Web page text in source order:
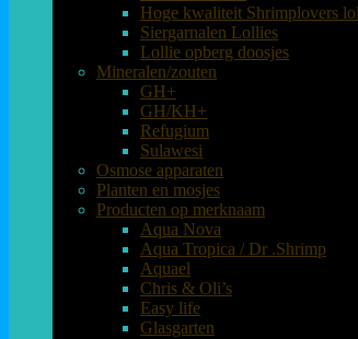
Hoge kwaliteit Shrimplovers
Siergarnalen Lollies
Lollie opberg doosjes
Mineralen/zouten
GH+
GH/KH+
Refugium
Sulawesi
Osmose apparaten
Planten en mosjes
Producten op merknaam
Aqua Nova
Aqua Tropica / Dr .Shrimp
Aquael
Chris & Oli’s
Easy life
Glasgarten